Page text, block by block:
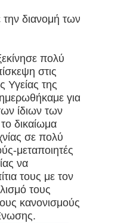
διανομή των
πολύ
στις
Υγείας της
για
ίδιων των
δικαίωμα
σε πολύ
μεταποιητές
να
τους με τον
τους
κανονισμούς